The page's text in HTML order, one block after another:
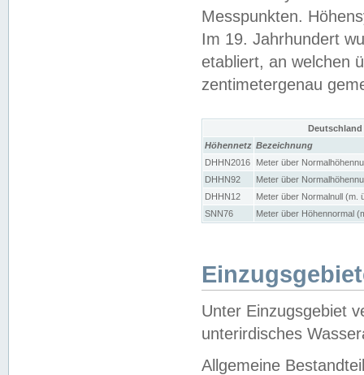
Messpunkten.
Im 19. Jahrhundert
etabliert, an welchen
zentimetergenau
Höhennetz Bezeichnung
DHHN2016
Meter über
DHHN92
Meter über
DHHN12
Meter über Normalnull (m.
SNN76
Meter über Höhennormal
Unter Einzugsgebiet
unterirdisches
Allgemeine